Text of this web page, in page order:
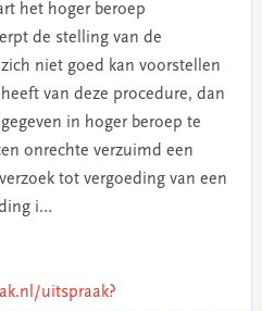
het hoger beroep
de stelling van de
niet goed kan voorstellen
van deze procedure, dan
in hoger beroep te
onrechte verzuimd een
tot vergoeding van een
i…
uitspraak?